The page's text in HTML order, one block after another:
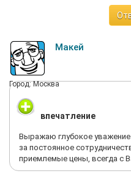
Макей
Город: Москва
впечатление
Выражаю глубокое
за постоянное
приемлемые цены, всегда с